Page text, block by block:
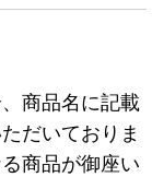
商品名に記載
だいておりま
商品が御座い